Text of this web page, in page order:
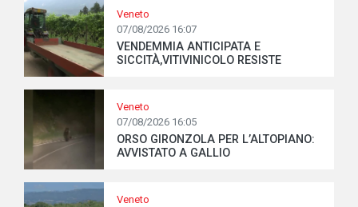
Veneto
07/08/2026 16:07
VENDEMMIA ANTICIPATA E
SICCITÀ,VITIVINICOLO RESISTE
Veneto
07/08/2026 16:05
ORSO GIRONZOLA PER L’ALTOPIANO:
AVVISTATO A GALLIO
Veneto